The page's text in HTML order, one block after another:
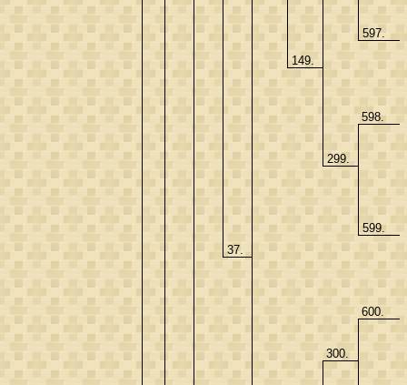
37.
149.
597.
299.
598.
599.
300.
600.